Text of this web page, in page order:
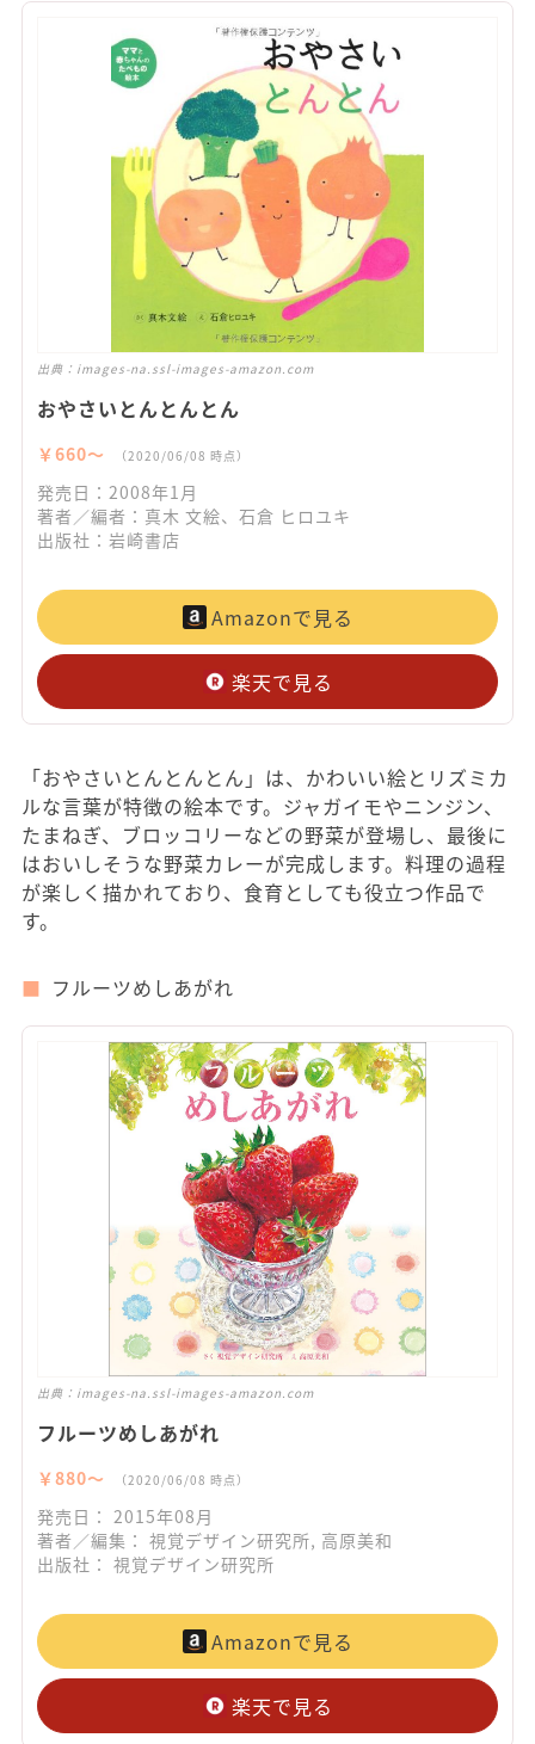
出典： images-na.ssl-images-amazon.com
おやさいとんとんとん
￥660〜 （2020/06/08 時点）
発売日：2008年1月
著者／編者：真木 文絵、石倉 ヒロユキ
出版社：岩崎書店
Amazonで見る
楽天で見る
「おやさいとんとんとん」は、かわいい絵とリズミカ
ルな言葉が特徴の絵本です。ジャガイモやニンジン、
たまねぎ、ブロッコリーなどの野菜が登場し、最後に
はおいしそうな野菜カレーが完成します。料理の過程
が楽しく描かれており、食育としても役立つ作品で
す。
フルーツめしあがれ
出典： images-na.ssl-images-amazon.com
フルーツめしあがれ
￥880〜 （2020/06/08 時点）
発売日： 2015年08月
著者／編集： 視覚デザイン研究所, 高原美和
出版社： 視覚デザイン研究所
Amazonで見る
楽天で見る